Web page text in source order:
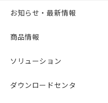
お知らせ・最新情報
商品情報
ソリューション
ダウンロードセンタ